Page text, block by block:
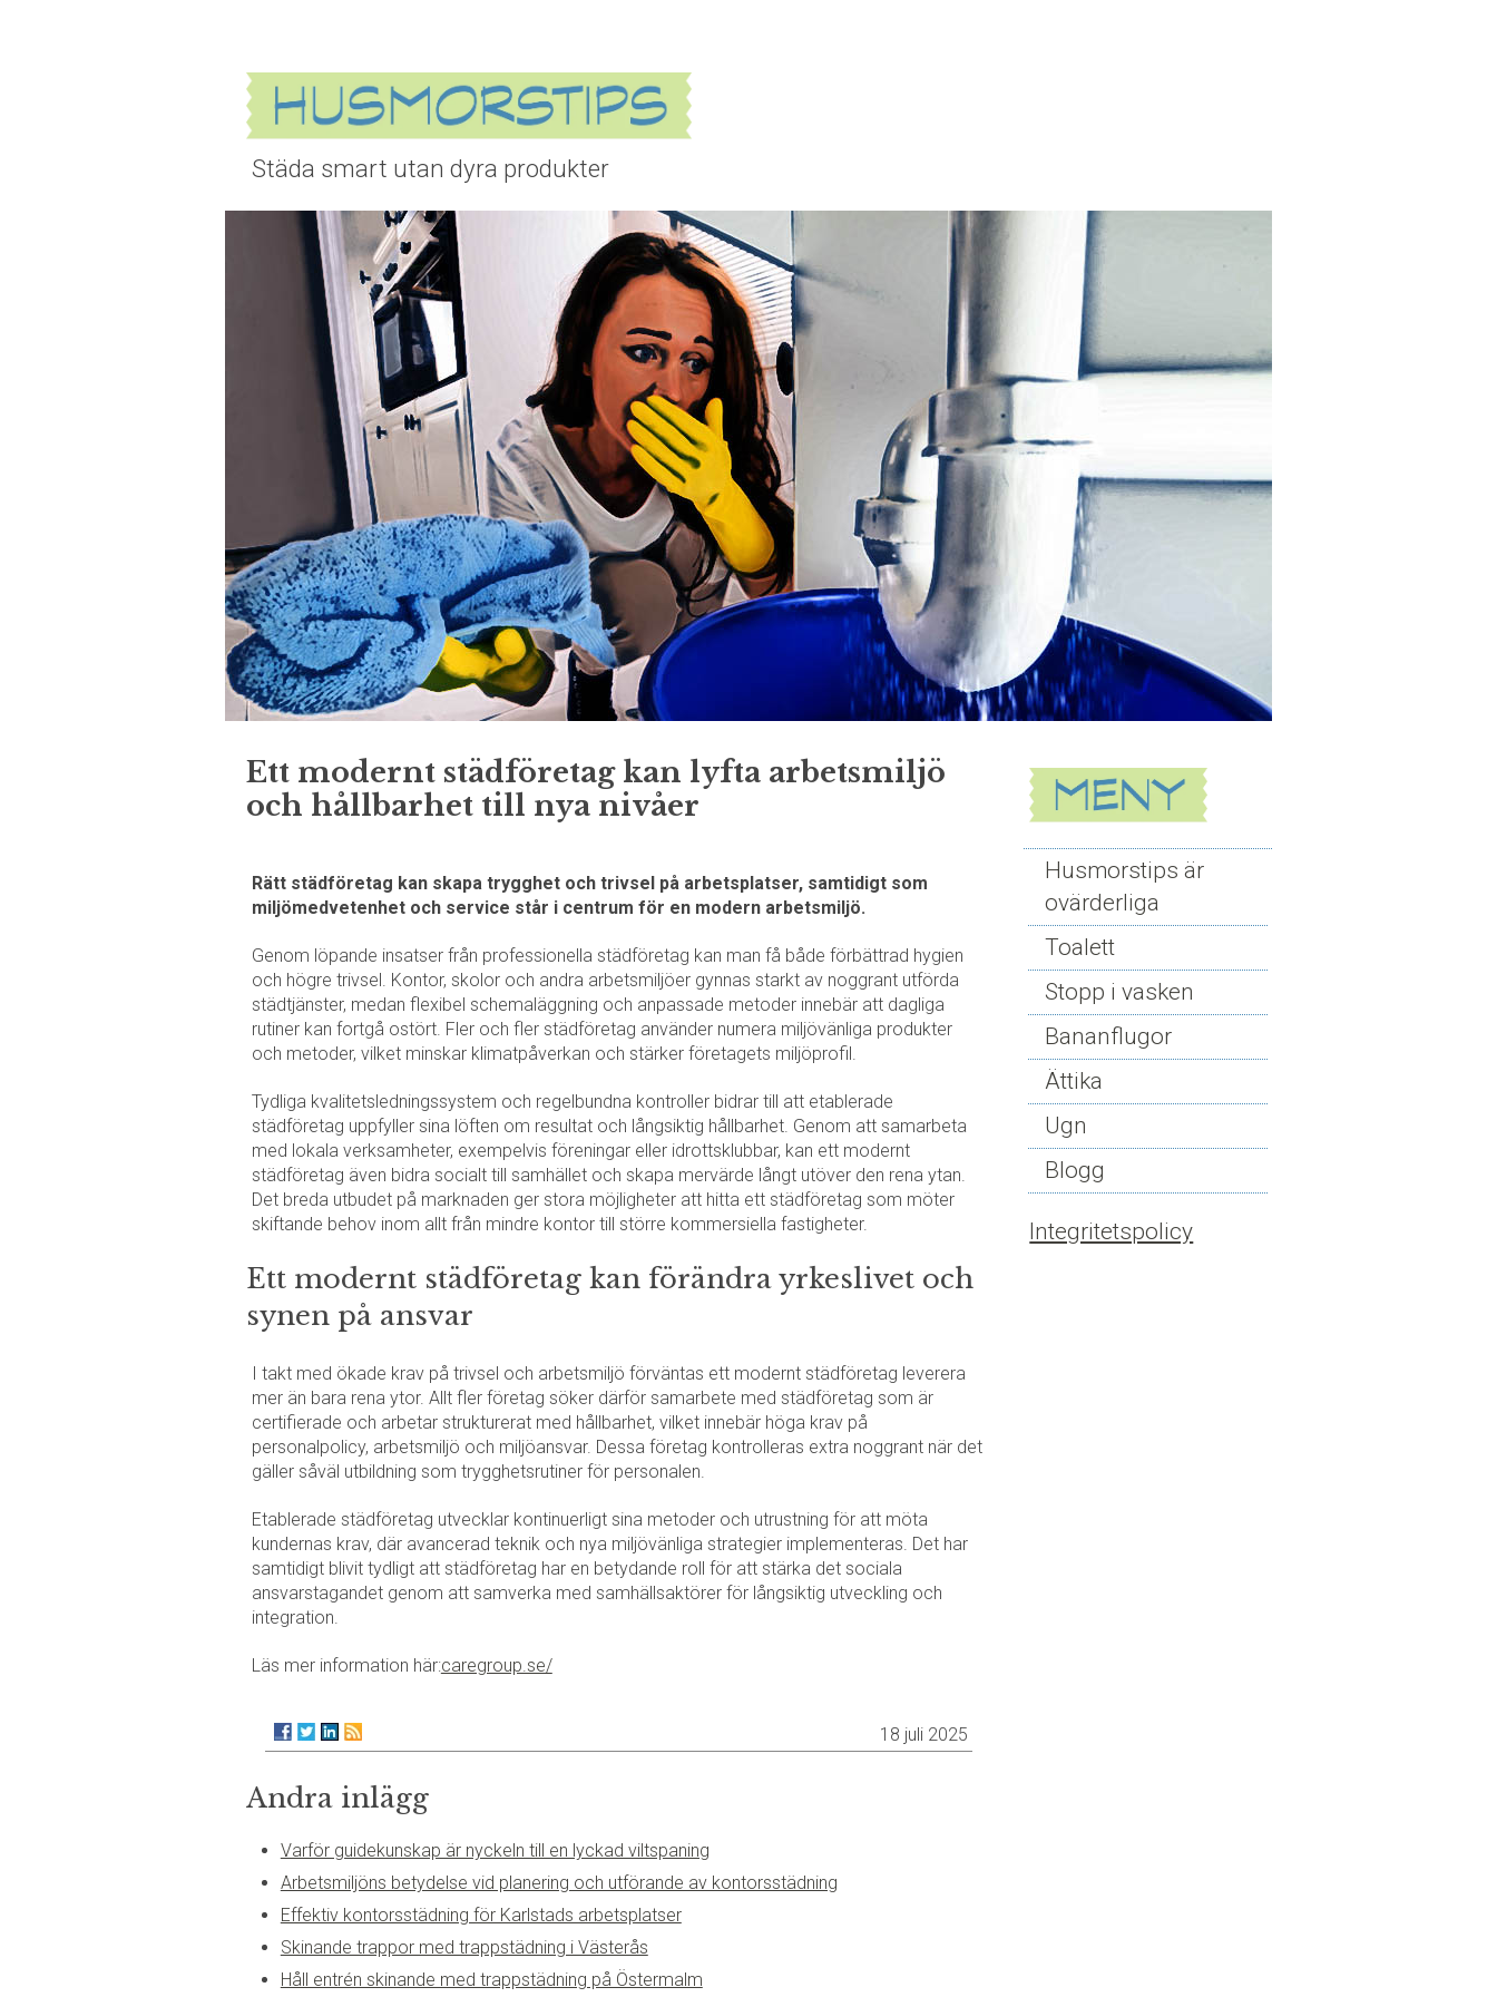
Städa smart utan dyra produkter
Ett modernt städföretag kan lyfta arbetsmiljö
och hållbarhet till nya nivåer
Rätt städföretag kan skapa trygghet och trivsel på arbetsplatser, samtidigt som
miljömedvetenhet och service står i centrum för en modern arbetsmiljö.
Genom löpande insatser från professionella städföretag kan man få både förbättrad hygien
och högre trivsel. Kontor, skolor och andra arbetsmiljöer gynnas starkt av noggrant utförda
städtjänster, medan flexibel schemaläggning och anpassade metoder innebär att dagliga
rutiner kan fortgå ostört. Fler och fler städföretag använder numera miljövänliga produkter
och metoder, vilket minskar klimatpåverkan och stärker företagets miljöprofil.
Tydliga kvalitetsledningssystem och regelbundna kontroller bidrar till att etablerade
städföretag uppfyller sina löften om resultat och långsiktig hållbarhet. Genom att samarbeta
med lokala verksamheter, exempelvis föreningar eller idrottsklubbar, kan ett modernt
städföretag även bidra socialt till samhället och skapa mervärde långt utöver den rena ytan.
Det breda utbudet på marknaden ger stora möjligheter att hitta ett städföretag som möter
skiftande behov inom allt från mindre kontor till större kommersiella fastigheter.
Ett modernt städföretag kan förändra yrkeslivet och
synen på ansvar
I takt med ökade krav på trivsel och arbetsmiljö förväntas ett modernt städföretag leverera
mer än bara rena ytor. Allt fler företag söker därför samarbete med städföretag som är
certifierade och arbetar strukturerat med hållbarhet, vilket innebär höga krav på
personalpolicy, arbetsmiljö och miljöansvar. Dessa företag kontrolleras extra noggrant när det
gäller såväl utbildning som trygghetsrutiner för personalen.
Etablerade städföretag utvecklar kontinuerligt sina metoder och utrustning för att möta
kundernas krav, där avancerad teknik och nya miljövänliga strategier implementeras. Det har
samtidigt blivit tydligt att städföretag har en betydande roll för att stärka det sociala
ansvarstagandet genom att samverka med samhällsaktörer för långsiktig utveckling och
integration.
Läs mer information här:caregroup.se/
18 juli 2025
Andra inlägg
Varför guidekunskap är nyckeln till en lyckad viltspaning
Arbetsmiljöns betydelse vid planering och utförande av kontorsstädning
Effektiv kontorsstädning för Karlstads arbetsplatser
Skinande trappor med trappstädning i Västerås
Håll entrén skinande med trappstädning på Östermalm
Husmorstips är
ovärderliga
Toalett
Stopp i vasken
Bananflugor
Ättika
Ugn
Blogg
Integritetspolicy